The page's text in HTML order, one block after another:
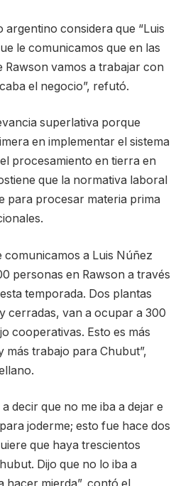
argentino considera que “Luis
le comunicamos que en las
Rawson vamos a trabajar con
el negocio”, refutó.
superlativa porque
en implementar el sistema
procesamiento en tierra en
que la normativa laboral
para procesar materia prima
comunicamos a Luis Núñez
personas en Rawson a través
temporada. Dos plantas
cerradas, van a ocupar a 300
cooperativas. Esto es más
más trabajo para Chubut”,
decir que no me iba a dejar e
joderme; esto fue hace dos
que haya trescientos
Dijo que no lo iba a